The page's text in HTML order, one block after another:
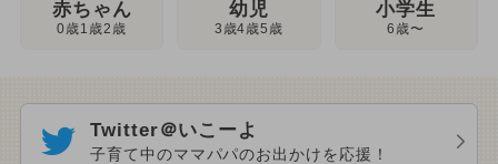
赤ちゃん
0歳1歳2歳
幼児
3歳4歳5歳
小学生
6歳〜
Twitter＠いこーよ
子育て中のママパパのお出かけを応援！